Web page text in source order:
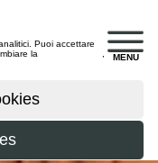
MENU
Puoi accettare
la